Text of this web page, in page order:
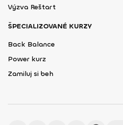
Výzva Reštart
ŠPECIALIZOVANÉ KURZY
Back Balance
Power kurz
Zamiluj si beh